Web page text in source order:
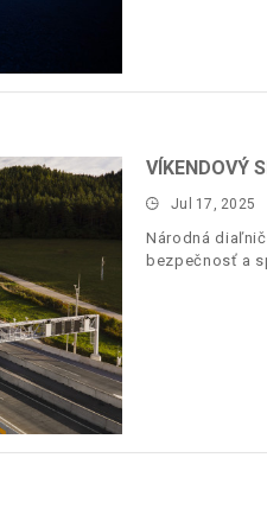
VÍKENDOVÝ
Jul 17, 2025
Národná
bezpečnosť a